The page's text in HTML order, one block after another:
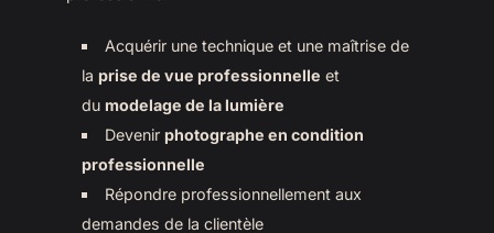
Acquérir une technique et une maîtrise de
la prise de vue professionnelle et
du modelage de la lumière
Devenir photographe en condition
professionnelle
Répondre professionnellement aux
demandes de la clientèle